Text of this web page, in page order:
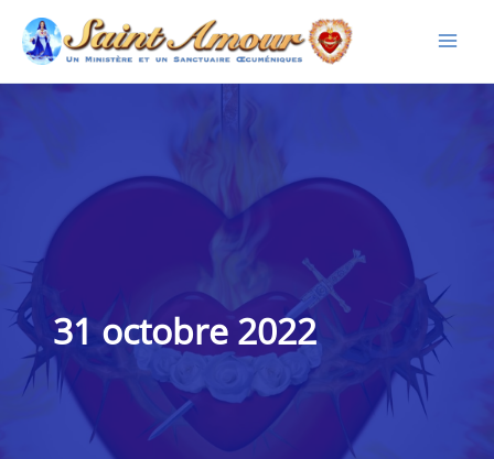
Aller
contenu
31 octobre 2022